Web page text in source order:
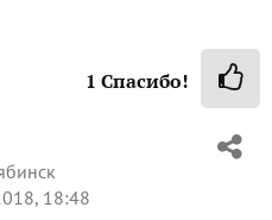
1 Спасибо!
18:48